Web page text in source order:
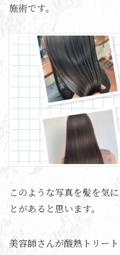
施術です。
このような写真を髪を気
とがあると思います。
美容師さんが酸熱トリー